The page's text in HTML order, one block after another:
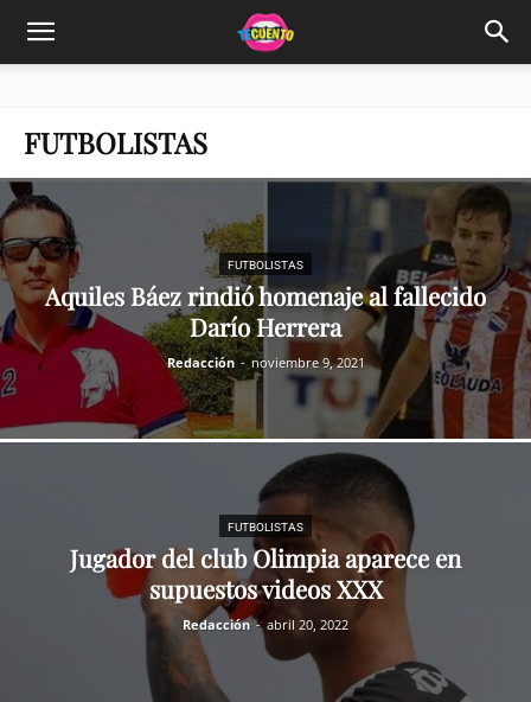
FUTBOLISTAS
FUTBOLISTAS
Aquiles Báez rindió homenaje al fallecido
Darío Herrera
Redacción - noviembre 9, 2021
FUTBOLISTAS
Jugador del club Olimpia aparece en
supuestos videos XXX
Redacción - abril 20, 2022